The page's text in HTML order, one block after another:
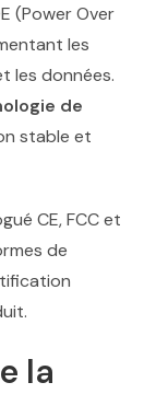
(Power Over
les
les données.
de
stable et
CE, FCC et
de
la